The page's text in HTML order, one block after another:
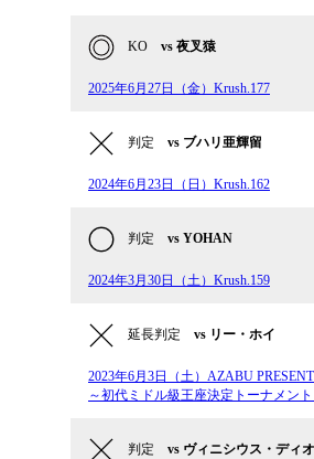
KO vs 夜叉猿
2025年6月27日（金）Krush.177
判定 vs ブハリ亜輝留
2024年6月23日（日）Krush.162
判定 vs YOHAN
2024年3月30日（土）Krush.159
延長判定 vs リー・ホイ
2023年6月3日（土）AZABU
～初代ミドル級王座決定トーナメント
判定 vs ヴィニシウス・ディ